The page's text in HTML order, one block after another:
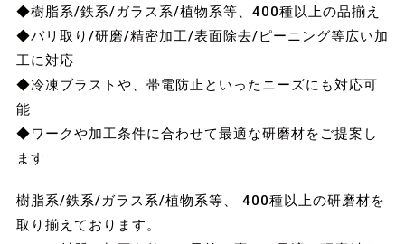
◆樹脂系/鉄系/ガラス系/植物系等、400種以上の品揃え
◆バリ取り/研磨/精密加工/表面除去/ピーニング等広い加
工に対応
◆冷凍ブラストや、帯電防止といったニーズにも対応可
能
◆ワークや加工条件に合わせて最適な研磨材をご提案し
ます
樹脂系/鉄系/ガラス系/植物系等、 400種以上の研磨材を
取り揃えております。